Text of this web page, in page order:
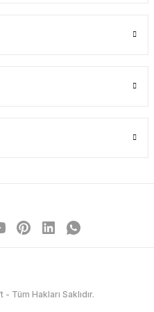
Tüm Hakları Saklıdır.